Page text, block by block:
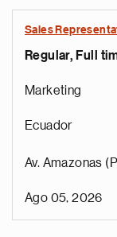
Sales
Regular, Full
Marketing
Ecuador
Av. Amazonas
Ago 05, 2026